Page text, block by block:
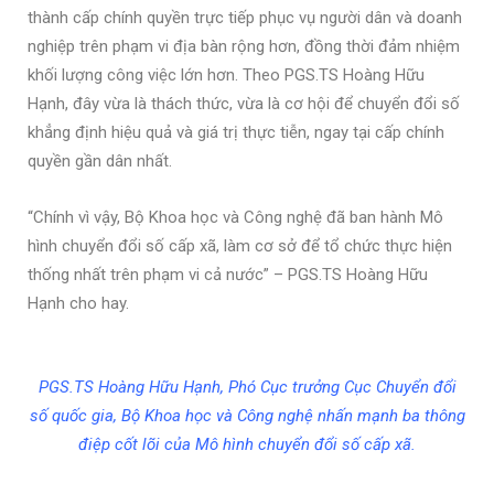
thành cấp chính quyền trực tiếp phục vụ người dân và doanh
nghiệp trên phạm vi địa bàn rộng hơn, đồng thời đảm nhiệm
khối lượng công việc lớn hơn. Theo PGS.TS Hoàng Hữu
Hạnh, đây vừa là thách thức, vừa là cơ hội để chuyển đổi số
khẳng định hiệu quả và giá trị thực tiễn, ngay tại cấp chính
quyền gần dân nhất.
“Chính vì vậy, Bộ Khoa học và Công nghệ đã ban hành Mô
hình chuyển đổi số cấp xã, làm cơ sở để tổ chức thực hiện
thống nhất trên phạm vi cả nước” – PGS.TS Hoàng Hữu
Hạnh cho hay.
PGS.TS Hoàng Hữu Hạnh, Phó Cục trưởng Cục Chuyển đổi
số quốc gia, Bộ Khoa học và Công nghệ nhấn mạnh ba thông
điệp cốt lõi của Mô hình chuyển đổi số cấp xã.